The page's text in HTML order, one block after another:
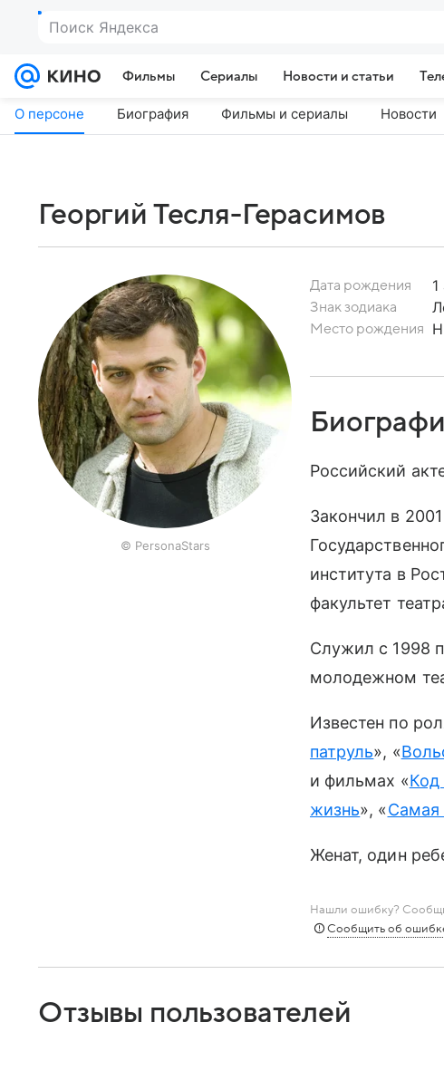
Поиск Яндекса
Фильмы Сериалы Новости и статьи
О персоне Биография Фильмы и сериалы Новости
Георгий Тесля-Герасимов
© PersonaStars
Дата рождения 1
Знак зодиака
Место рождения
Российский
Закончил в
института в
факультет
Служил с 1998
молодежном
Известен по
патруль», «
и фильмах «Код
жизнь», «Самая
Женат, один
Нашли ошибку?
Сообщить об
Отзывы пользователей